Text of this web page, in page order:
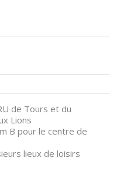
de Tours et du
Lions
B pour le centre de
lieux de loisirs